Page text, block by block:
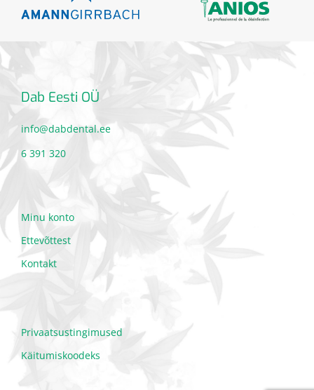
Dab Eesti OÜ
info@dabdental.ee
6 391 320
Minu konto
Ettevõttest
Kontakt
Privaatsustingimused
Käitumiskoodeks